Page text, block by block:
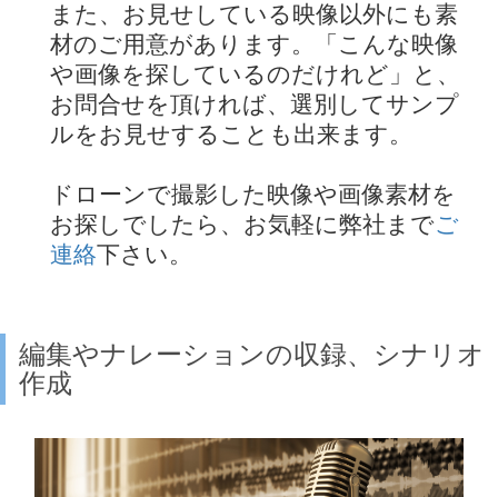
また、お見せしている映像以外にも素
材のご用意があります。「こんな映像
や画像を探しているのだけれど」と、
お問合せを頂ければ、選別してサンプ
ルをお見せすることも出来ます。
ドローンで撮影した映像や画像素材を
お探しでしたら、お気軽に弊社までご
連絡下さい。
編集やナレーションの収録、シナリオ
作成